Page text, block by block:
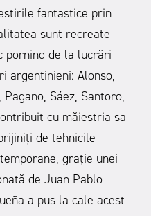
fantastice prin
sunt recreate
pornind de la lucrări
argentinieni: Alonso,
Sáez, Santoro,
cu măiestria sa
de tehnicile
graţie unei
de Juan Pablo
a pus la cale acest